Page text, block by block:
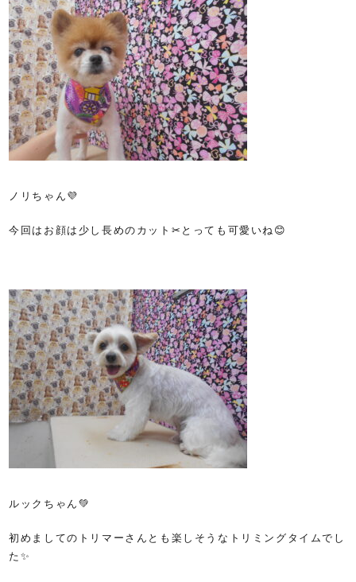
ノリちゃん💜
今回はお顔は少し長めのカット✂とっても可愛いね😊
ルックちゃん💚
初めましてのトリマーさんとも楽しそうなトリミングタイムでし
た✨